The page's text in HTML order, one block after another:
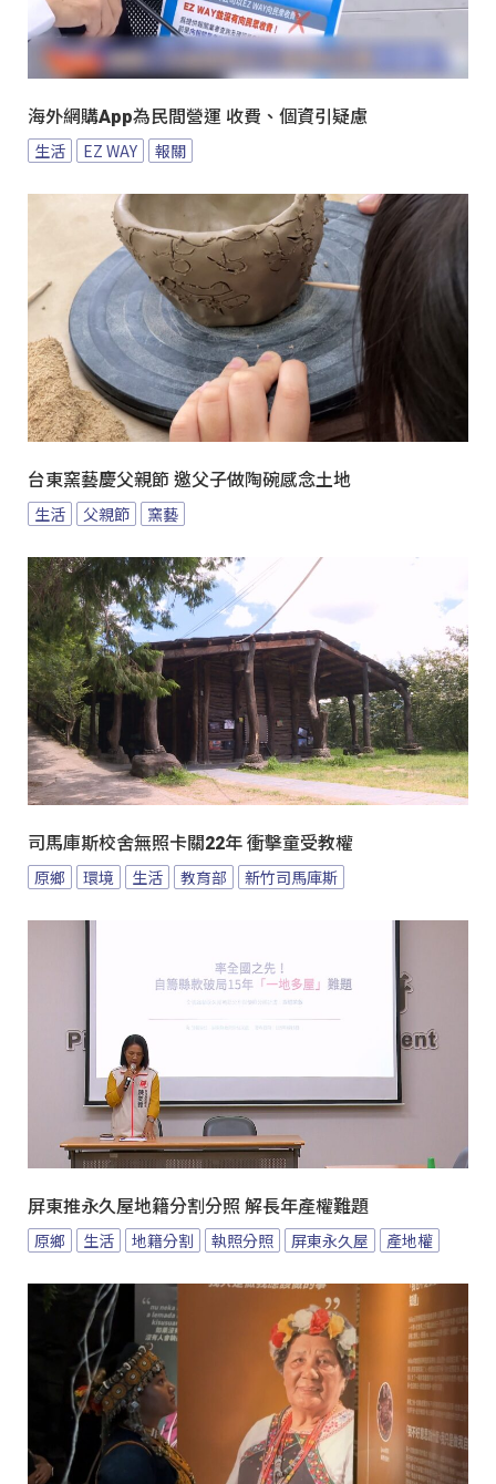
海外網購App為民間營運 收費、個資引疑慮
生活 EZ WAY 報關
台東窯藝慶父親節 邀父子做陶碗感念土地
生活 父親節 窯藝
司馬庫斯校舍無照卡關22年 衝擊童受教權
原鄉 環境 生活 教育部 新竹司馬庫斯
屏東推永久屋地籍分割分照 解長年產權難題
原鄉 生活 地籍分割 執照分照 屏東永久屋 產地權